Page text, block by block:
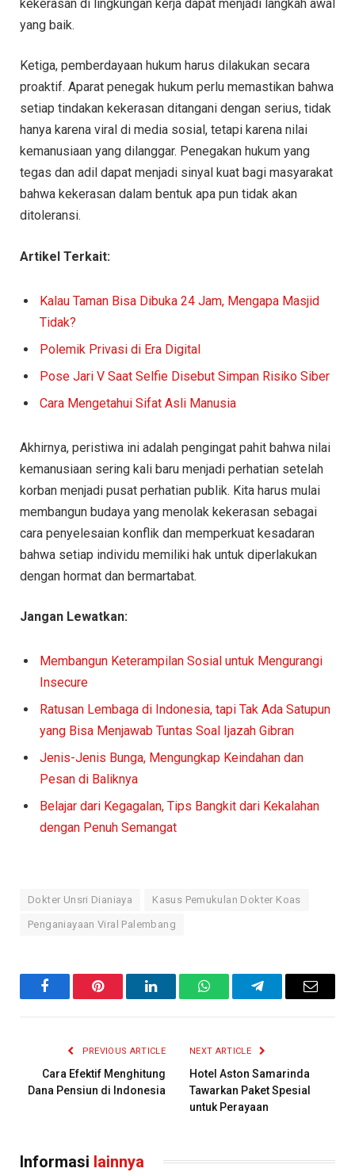
kekerasan di lingkungan kerja dapat menjadi langkah awal
yang baik.
Ketiga, pemberdayaan hukum harus dilakukan secara
proaktif. Aparat penegak hukum perlu memastikan bahwa
setiap tindakan kekerasan ditangani dengan serius, tidak
hanya karena viral di media sosial, tetapi karena nilai
kemanusiaan yang dilanggar. Penegakan hukum yang
tegas dan adil dapat menjadi sinyal kuat bagi masyarakat
bahwa kekerasan dalam bentuk apa pun tidak akan
ditoleransi.
Artikel Terkait:
Kalau Taman Bisa Dibuka 24 Jam, Mengapa Masjid
Tidak?
Polemik Privasi di Era Digital
Pose Jari V Saat Selfie Disebut Simpan Risiko Siber
Cara Mengetahui Sifat Asli Manusia
Akhirnya, peristiwa ini adalah pengingat pahit bahwa nilai
kemanusiaan sering kali baru menjadi perhatian setelah
korban menjadi pusat perhatian publik. Kita harus mulai
membangun budaya yang menolak kekerasan sebagai
cara penyelesaian konflik dan memperkuat kesadaran
bahwa setiap individu memiliki hak untuk diperlakukan
dengan hormat dan bermartabat.
Jangan Lewatkan:
Membangun Keterampilan Sosial untuk Mengurangi
Insecure
Ratusan Lembaga di Indonesia, tapi Tak Ada Satupun
yang Bisa Menjawab Tuntas Soal Ijazah Gibran
Jenis-Jenis Bunga, Mengungkap Keindahan dan
Pesan di Baliknya
Belajar dari Kegagalan, Tips Bangkit dari Kekalahan
dengan Penuh Semangat
Dokter Unsri Dianiaya Kasus Pemukulan Dokter Koas
Penganiayaan Viral Palembang
FacebookPinterest LinkedInWhatsAppTelegramEmail
PREVIOUS ARTICLE
Cara Efektif Menghitung
Dana Pensiun di Indonesia
NEXT ARTICLE
Hotel Aston Samarinda
Tawarkan Paket Spesial
untuk Perayaan
Informasi lainnya